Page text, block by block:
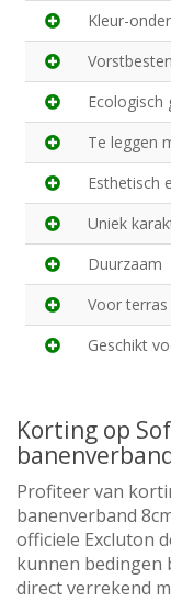
Kleur-
Ecologisch
Te leggen
Esthetisch
Uniek
Duurzaam
Voor
Geschikt
Korting op
Profiteer van
banenverband
officiele Excluton
kunnen bedingen
direct verrekend